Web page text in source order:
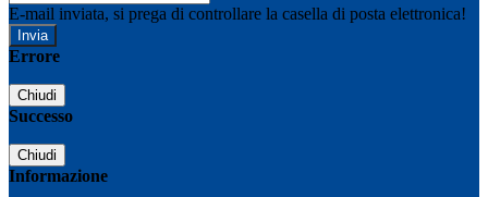
E-mail inviata, si prega di controllare la casella di posta elettronica!
Errore
Chiudi
Successo
Chiudi
Informazione